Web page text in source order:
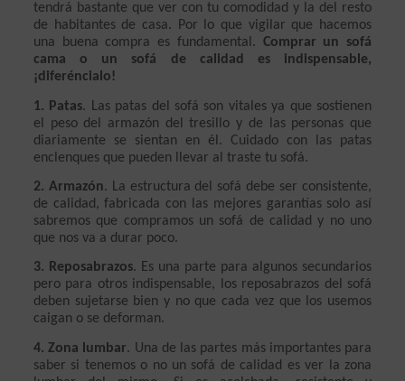
tendrá bastante que ver con tu comodidad y la del resto
de habitantes de casa. Por lo que vigilar que hacemos
una buena compra es fundamental. Comprar un sofá
cama o un sofá de calidad es indispensable,
¡diferéncialo!
1. Patas. Las patas del sofá son vitales ya que sostienen
el peso del armazón del tresillo y de las personas que
diariamente se sientan en él. Cuidado con las patas
enclenques que pueden llevar al traste tu sofá.
2. Armazón. La estructura del sofá debe ser consistente,
de calidad, fabricada con las mejores garantías solo así
sabremos que compramos un sofá de calidad y no uno
que nos va a durar poco.
3. Reposabrazos. Es una parte para algunos secundarios
pero para otros indispensable, los reposabrazos del sofá
deben sujetarse bien y no que cada vez que los usemos
caigan o se deforman.
4. Zona lumbar. Una de las partes más importantes para
saber si tenemos o no un sofá de calidad es ver la zona